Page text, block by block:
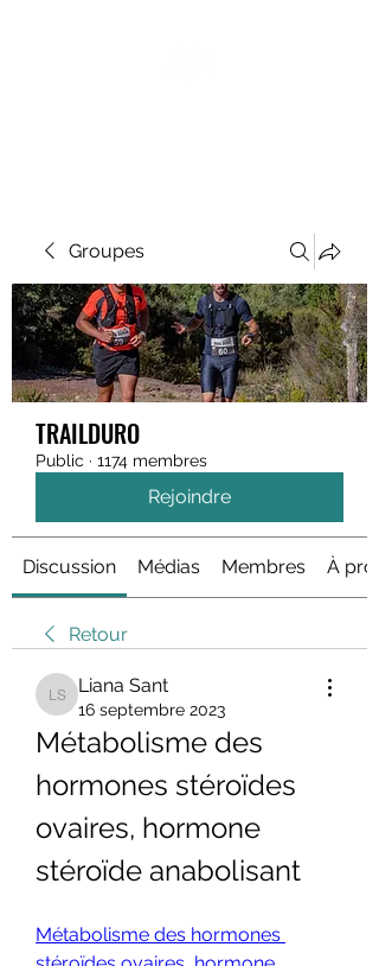
Groupes
TRAILDURO
Public · 1174 membres
Rejoindre
Discussion Médias Membres À
Retour
Liana Sant
Liana Sant
16 septembre 2023
Métabolisme des
hormones stéroïdes
ovaires, hormone
stéroïde anabolisant
Métabolisme des hormones